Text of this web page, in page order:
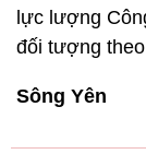
lực lượng
đối tượng
Sông Yên